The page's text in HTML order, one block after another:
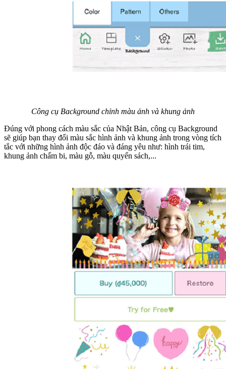
Công cụ Background chỉnh màu ảnh và khung ảnh
Đúng với phong cách màu sắc của Nhật Bản, công cụ Background
sẽ giúp bạn thay đổi màu sắc hình ảnh và khung ảnh trong vòng tích
tắc với những hình ảnh độc đáo và đáng yêu như: hình trái tim,
khung ảnh chấm bi, màu gỗ, màu quyển sách,...